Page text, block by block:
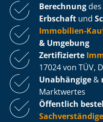
Berechnung des
Erbschaft und
Immobilien-
& Umgebung
Zertifizierte
17024 von TÜV,
Unabhängige &
Marktwertes
Öffentlich
Sachverständige